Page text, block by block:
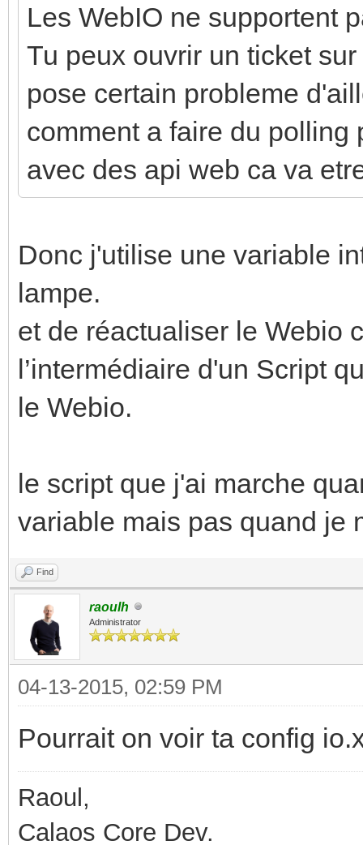
Les WebIO ne supportent
Tu peux ouvrir un ticket
pose certain probleme
comment a faire du polling
avec des api web ca va
Donc j'utilise une variable
lampe.
et de réactualiser le Webio
l’intermédiaire d'un Script
le Webio.
le script que j'ai marche
variable mais pas quand je
Find
raoulh
Administrator
04-13-2015, 02:59 PM
Pourrait on voir ta config
Raoul,
Calaos Core Dev.